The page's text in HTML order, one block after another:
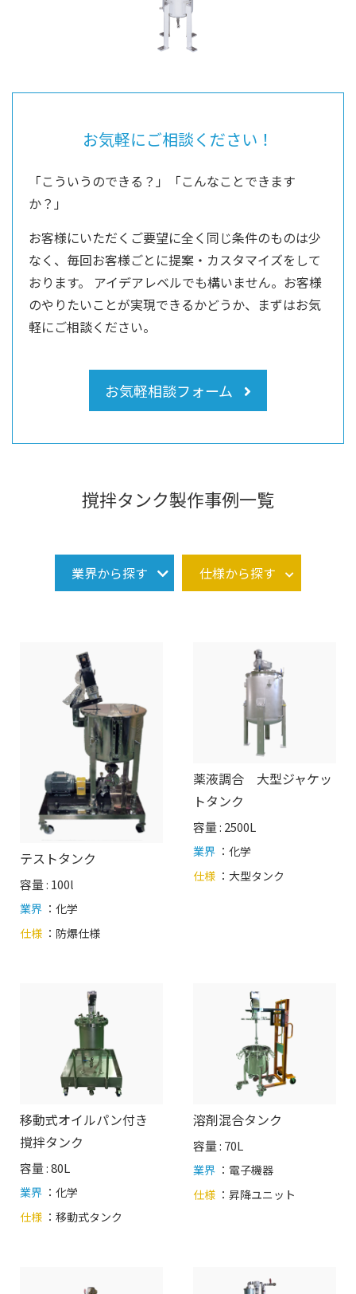
お気軽にご相談ください！
「こういうのできる？」「こんなことできます
か？」
お客様にいただくご要望に全く同じ条件のものは少
なく、毎回お客様ごとに提案・カスタマイズをして
おります。
アイデアレベルでも構いません。お客様
のやりたいことが実現できるかどうか、まずはお気
軽にご相談ください。
お気軽相談フォーム
撹拌タンク製作事例一覧
業界から探す 仕様から探す
テストタンク
容量 : 100l
業界 ：化学
仕様 ： 防爆仕様
薬液調合 大型ジャケッ
トタンク
容量 : 2500L
業界 ：化学
仕様 ：大型タンク
移動式オイルパン付き
撹拌タンク
容量 : 80L
業界 ：化学
仕様 ： 移動式タンク
溶剤混合タンク
容量 : 70L
業界 ：電子機器
仕様 ：昇降ユニット